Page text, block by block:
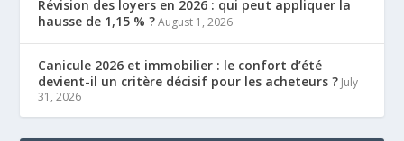
Révision des loyers en 2026 : qui peut appliquer la
hausse de 1,15 % ? August 1, 2026
Canicule 2026 et immobilier : le confort d’été
devient-il un critère décisif pour les acheteurs ? July
31, 2026